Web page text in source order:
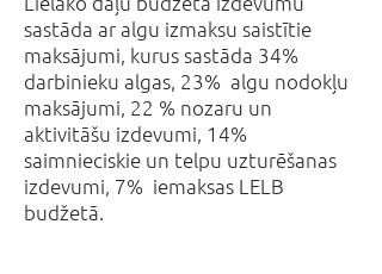
sastāda ar algu izmaksu saistītie
maksājumi, kurus sastāda 34%
darbinieku algas, 23% algu nodokļu
maksājumi, 22 % nozaru un
aktivitāšu izdevumi, 14%
saimnieciskie un telpu uzturēšanas
izdevumi, 7% iemaksas LELB
budžetā.